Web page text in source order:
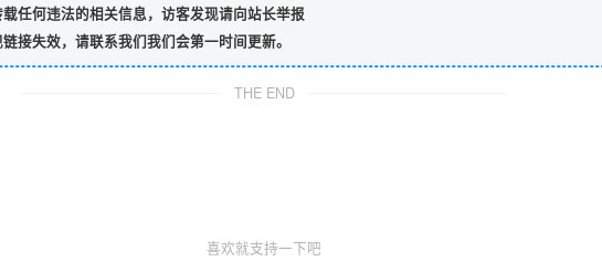
任何违法的相关信息，访客发现请向站长举报
接失效，请联系我们我们会第一时间更新。
THE END
喜欢就支持一下吧